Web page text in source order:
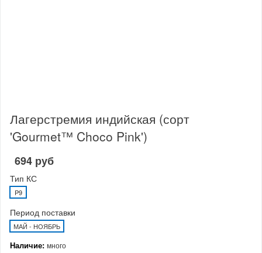
Лагерстремия индийская (сорт
'Gourmet™ Choco Pink')
694 руб
Тип КС
P9
Период поставки
МАЙ - НОЯБРЬ
Наличие: много